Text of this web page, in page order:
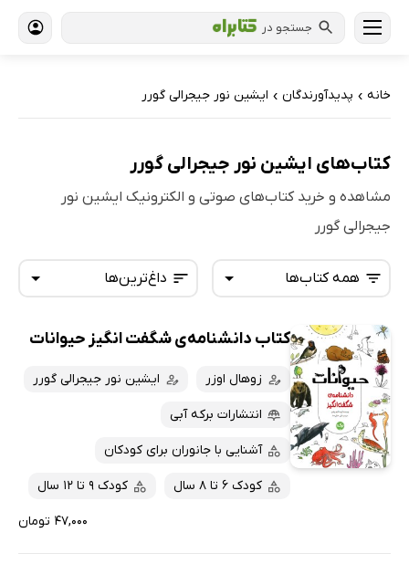
جستجو در
خانه › پدیدآورندگان › ایشین نور جیجرالی گورر
کتاب‌های ایشین نور جیجرالی گورر
مشاهده و خرید کتاب‌های صوتی و الکترونیک ایشین نور
جیجرالی گورر
داغ‌ترین‌ها
تازه‌ها
داغ‌ترین‌ها
پرفروش‌ها
پربحث‌ها
ارزان ترین‌ها
همه کتاب‌ها
همه کتاب‌ها
کتاب‌های صوتی
کتاب‌های متنی
کتاب دانشنامه‌ی شگفت انگیز حیوانات
زوهال اوزر ایشین نور جیجرالی گورر
انتشارات برکه آبی
آشنایی با جانوران برای کودکان
کودک 6 تا 8 سال کودک 9 تا 12 سال
۴۷,۰۰۰ تومان